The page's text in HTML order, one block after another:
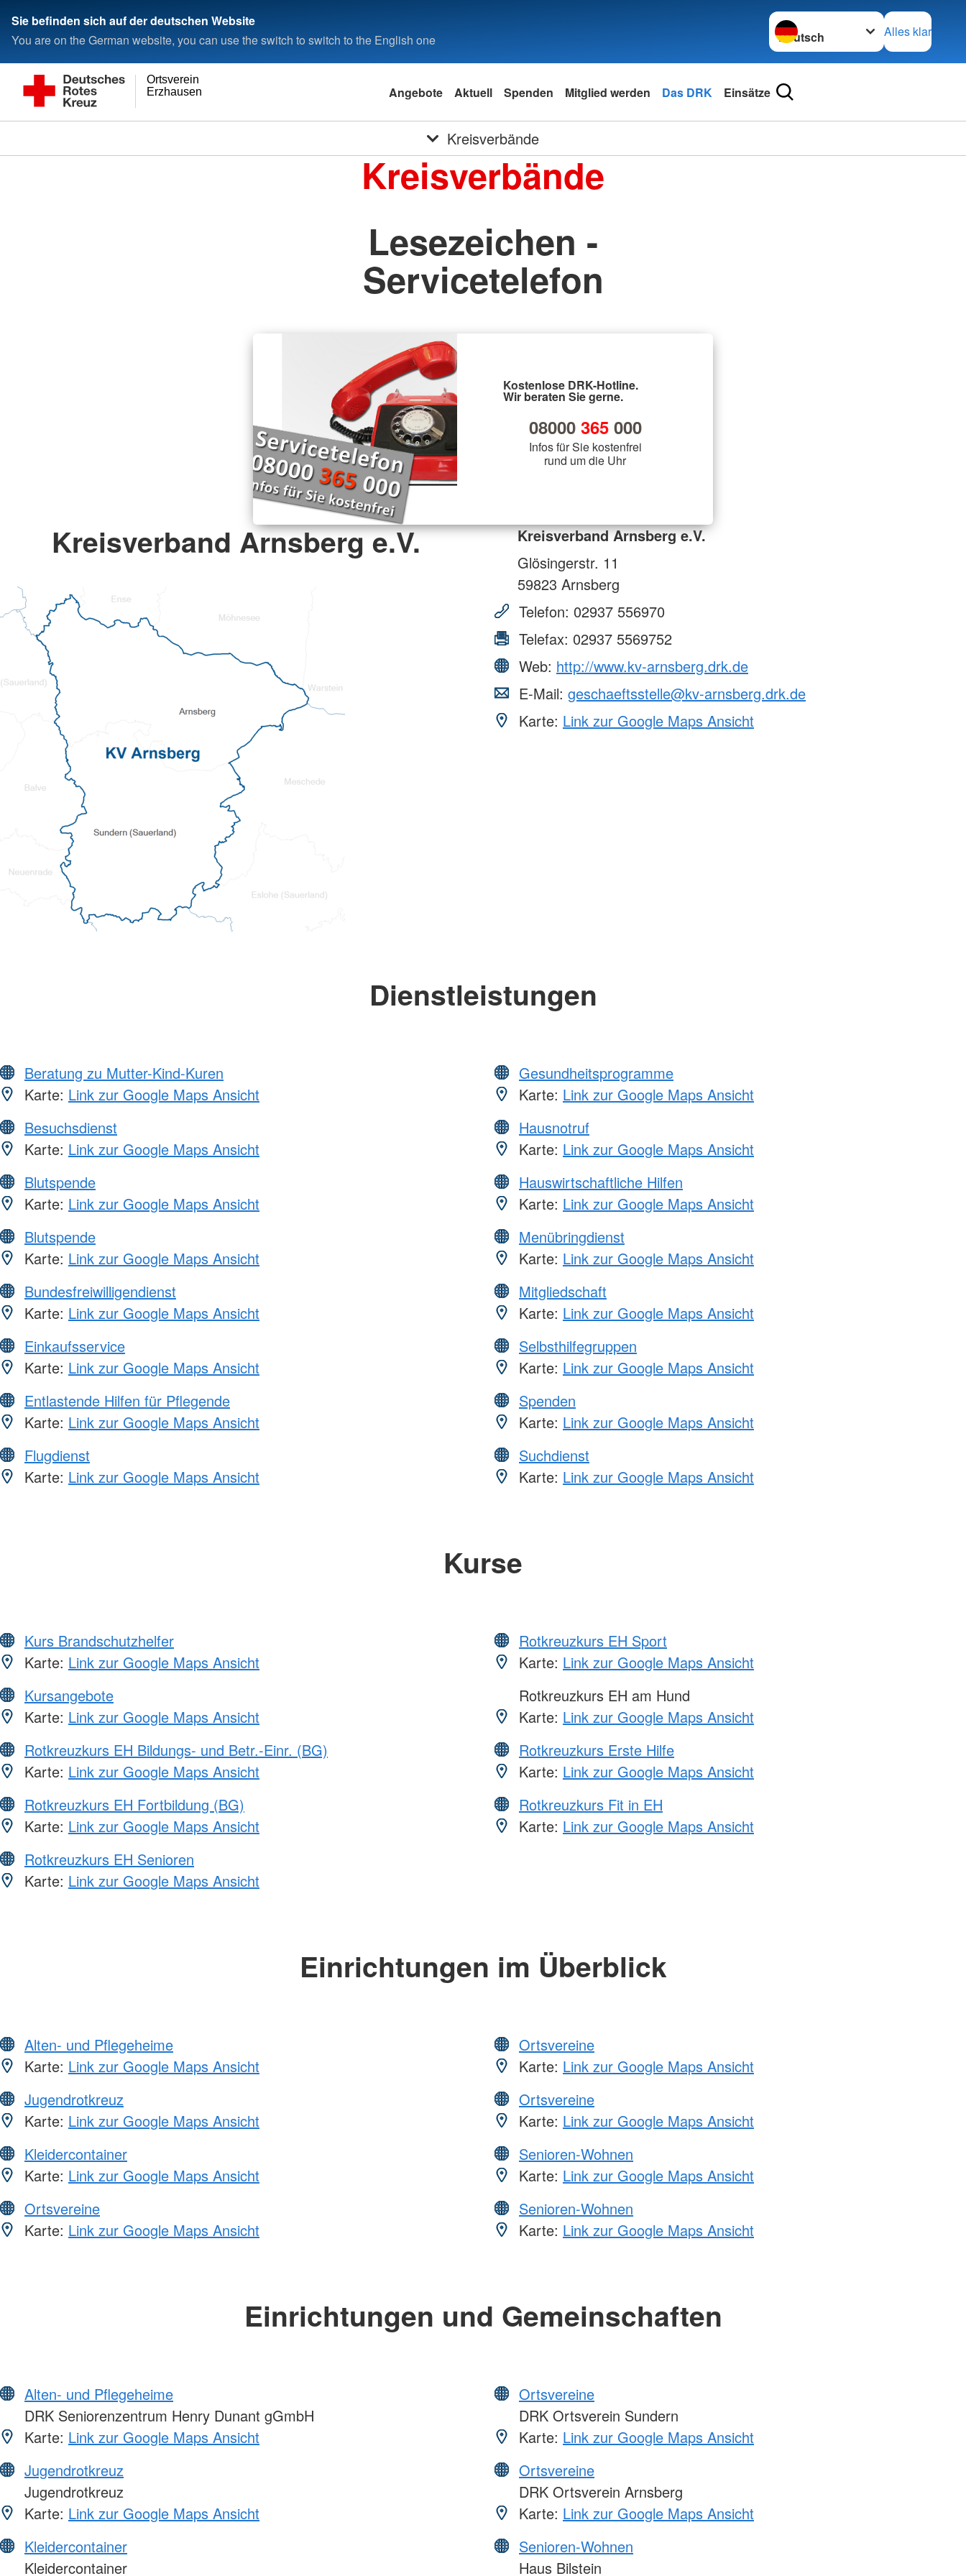
Sie befinden sich auf der deutschen Website
You are on the German website, you can use the switch to switch to the English one
Sprache wechseln zu
Alles klar
Erzhausen
Ortsverein
Angebote Aktuell Spenden Mitglied werden Das DRK Einsätze
Kreisverbände
Kreisverbände
Lesezeichen -
Servicetelefon
Kostenlose DRK-Hotline.
Wir beraten Sie gerne.
08000 365000
Infos für Sie kostenfrei
rund um die Uhr
Kreisverband Arnsberg e.V.
Kreisverband Arnsberg e.V.
Glösingerstr. 11
59823 Arnsberg
Telefon: 02937 556970
Telefax: 02937 5569752
Web: http://www.kv-arnsberg.drk.de
E-Mail: geschaeftsstelle@kv-arnsberg.drk.de
Karte: Link zur Google Maps Ansicht
Dienstleistungen
Beratung zu Mutter-Kind-Kuren
Karte: Link zur Google Maps Ansicht
Besuchsdienst
Karte: Link zur Google Maps Ansicht
Blutspende
Karte: Link zur Google Maps Ansicht
Blutspende
Karte: Link zur Google Maps Ansicht
Bundesfreiwilligendienst
Karte: Link zur Google Maps Ansicht
Einkaufsservice
Karte: Link zur Google Maps Ansicht
Entlastende Hilfen für Pflegende
Karte: Link zur Google Maps Ansicht
Flugdienst
Karte: Link zur Google Maps Ansicht
Gesundheitsprogramme
Karte: Link zur Google Maps Ansicht
Hausnotruf
Karte: Link zur Google Maps Ansicht
Hauswirtschaftliche Hilfen
Karte: Link zur Google Maps Ansicht
Menübringdienst
Karte: Link zur Google Maps Ansicht
Mitgliedschaft
Karte: Link zur Google Maps Ansicht
Selbsthilfegruppen
Karte: Link zur Google Maps Ansicht
Spenden
Karte: Link zur Google Maps Ansicht
Suchdienst
Karte: Link zur Google Maps Ansicht
Kurse
Kurs Brandschutzhelfer
Karte: Link zur Google Maps Ansicht
Kursangebote
Karte: Link zur Google Maps Ansicht
Rotkreuzkurs EH Bildungs- und Betr.-Einr. (BG)
Karte: Link zur Google Maps Ansicht
Rotkreuzkurs EH Fortbildung (BG)
Karte: Link zur Google Maps Ansicht
Rotkreuzkurs EH Senioren
Karte: Link zur Google Maps Ansicht
Rotkreuzkurs EH Sport
Karte: Link zur Google Maps Ansicht
Rotkreuzkurs EH am Hund
Karte: Link zur Google Maps Ansicht
Rotkreuzkurs Erste Hilfe
Karte: Link zur Google Maps Ansicht
Rotkreuzkurs Fit in EH
Karte: Link zur Google Maps Ansicht
Einrichtungen im Überblick
Alten- und Pflegeheime
Karte: Link zur Google Maps Ansicht
Jugendrotkreuz
Karte: Link zur Google Maps Ansicht
Kleidercontainer
Karte: Link zur Google Maps Ansicht
Ortsvereine
Karte: Link zur Google Maps Ansicht
Ortsvereine
Karte: Link zur Google Maps Ansicht
Ortsvereine
Karte: Link zur Google Maps Ansicht
Senioren-Wohnen
Karte: Link zur Google Maps Ansicht
Senioren-Wohnen
Karte: Link zur Google Maps Ansicht
Einrichtungen und Gemeinschaften
Alten- und Pflegeheime
DRK Seniorenzentrum Henry Dunant gGmbH
Karte: Link zur Google Maps Ansicht
Jugendrotkreuz
Jugendrotkreuz
Karte: Link zur Google Maps Ansicht
Kleidercontainer
Kleidercontainer
Ortsvereine
DRK Ortsverein Sundern
Karte: Link zur Google Maps Ansicht
Ortsvereine
DRK Ortsverein Arnsberg
Karte: Link zur Google Maps Ansicht
Senioren-Wohnen
Haus Bilstein